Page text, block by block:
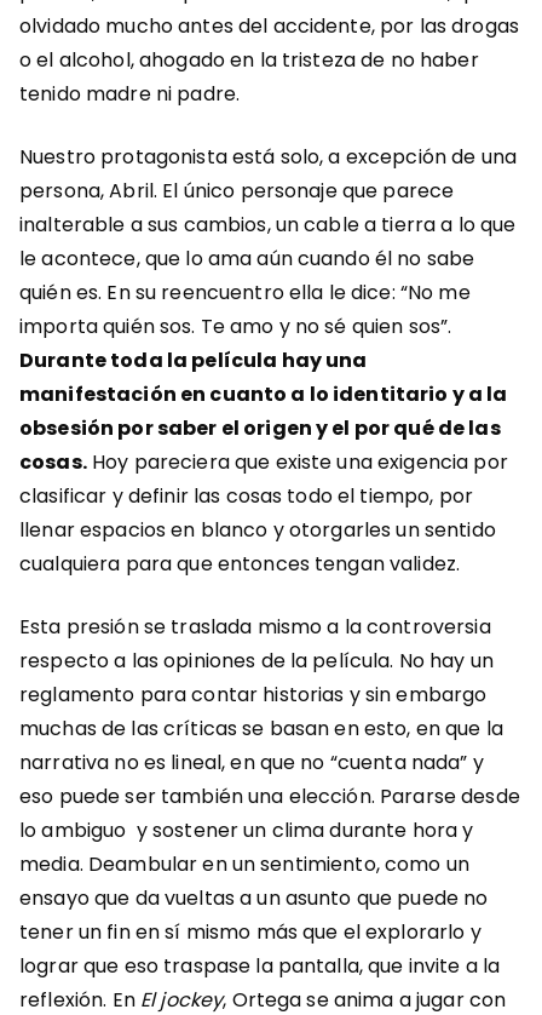
olvidado mucho antes del accidente, por las drogas
o el alcohol, ahogado en la tristeza de no haber
tenido madre ni padre.
Nuestro protagonista está solo, a excepción de una
persona, Abril. El único personaje que parece
inalterable a sus cambios, un cable a tierra a lo que
le acontece, que lo ama aún cuando él no sabe
quién es. En su reencuentro ella le dice: “No me
importa quién sos. Te amo y no sé quien sos”.
Durante toda la película hay una
manifestación en cuanto a lo identitario y a la
obsesión por saber el origen y el por qué de las
cosas. Hoy pareciera que existe una exigencia por
clasificar y definir las cosas todo el tiempo, por
llenar espacios en blanco y otorgarles un sentido
cualquiera para que entonces tengan validez.
Esta presión se traslada mismo a la controversia
respecto a las opiniones de la película. No hay un
reglamento para contar historias y sin embargo
muchas de las críticas se basan en esto, en que la
narrativa no es lineal, en que no “cuenta nada” y
eso puede ser también una elección. Pararse desde
lo ambiguo y sostener un clima durante hora y
media. Deambular en un sentimiento, como un
ensayo que da vueltas a un asunto que puede no
tener un fin en sí mismo más que el explorarlo y
lograr que eso traspase la pantalla, que invite a la
reflexión. En El jockey, Ortega se anima a jugar con